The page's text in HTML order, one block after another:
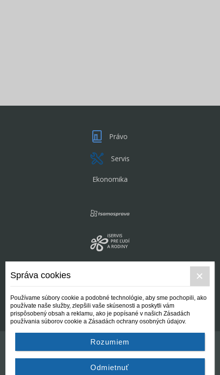
Právo
Servis
Ekonomika
Kontakt
Všeobecné podmienky
Správa cookies
Používame súbory cookie a podobné technológie, aby sme pochopili, ako
používate naše služby, zlepšili vaše skúsenosti a poskytli vám
prispôsobený obsah a reklamu, ako je popísané v našich Zásadách
používania súborov cookie a Zásadách ochrany osobných údajov.
Rozumiem
Odmietnuť